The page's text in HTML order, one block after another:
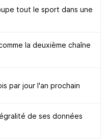
tout le sport dans une
la deuxième chaîne
par jour l'an prochain
de ses données